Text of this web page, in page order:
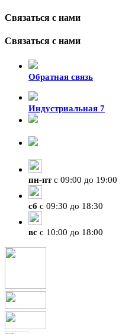
Связаться с нами
Связаться с нами
Обратная связь
Индустриальная 7
пн-птс 09:00 до 19:00
сб с 09:30 до 18:30
вс с 10:00 до 18:00